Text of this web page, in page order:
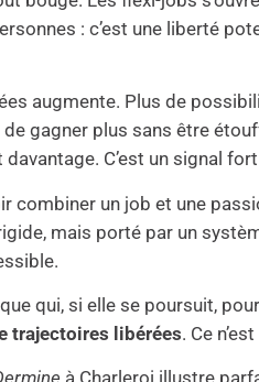
: c’est une liberté
augmente. Plus de
de gagner plus sans être
C’est un signal
combiner un job et une
mais porté par un
qui, si elle se poursuit,
trajectoires libérées. Ce